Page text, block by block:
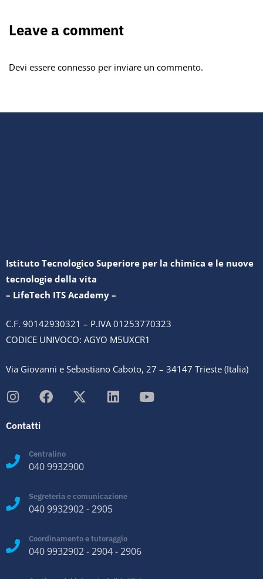
Leave a comment
Devi essere connesso per inviare un commento.
Istituto Tecnologico Superiore per la chimica e le nuove
tecnologie della vita
– LifeTech ITS Academy –
C.F. 90142930321 – P.IVA 01253770323
CODICE UNIVOCO: AGYO M5UXCR1
Via Giovanni e Sebastiano Caboto, 27 – 34147 Trieste (Italia)
Contatti
Centralino
040 9932900
Segreteria e comunicazione
040 9932902-2905
Coordinamento e tutoraggio
040 9932902-2904-2906